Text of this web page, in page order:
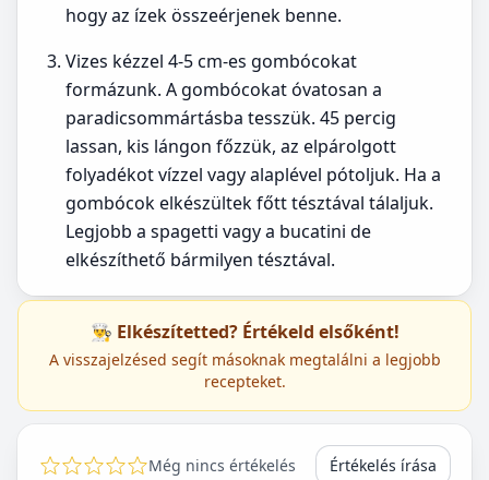
hogy az ízek összeérjenek benne.
Vizes kézzel 4-5 cm-es gombócokat
formázunk. A gombócokat óvatosan a
paradicsommártásba tesszük. 45 percig
lassan, kis lángon főzzük, az elpárolgott
folyadékot vízzel vagy alaplével pótoljuk. Ha a
gombócok elkészültek főtt tésztával tálaljuk.
Legjobb a spagetti vagy a bucatini de
elkészíthető bármilyen tésztával.
👨‍🍳 Elkészítetted? Értékeld elsőként!
A visszajelzésed segít másoknak megtalálni a legjobb
recepteket.
Még nincs értékelés Értékelés írása